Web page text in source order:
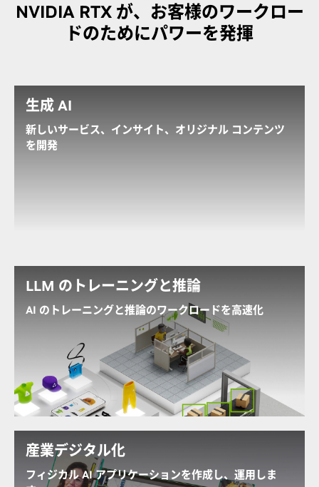
NVIDIA RTX が、お客様のワークロー
ドのためにパワーを発揮
生成 AI
新しいサービス、インサイト、オリジナル コンテンツ
を開発
LLM のトレーニングと推論
AI のトレーニングと推論のワークロードを高速化
卓越した AI コンピューティング パフォーマンスで、最
新鋭の LLM および生成 AI モデルのトレーニングと推
論を加速します。
NVIDIA AI 推論のメリットを探る
産業デジタル化
フィジカル AI アプリケーションを作成し、運用しま